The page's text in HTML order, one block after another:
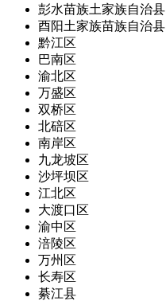
彭水苗族土家族自治县
酉阳土家族苗族自治县
黔江区
巴南区
渝北区
万盛区
双桥区
北碚区
南岸区
九龙坡区
沙坪坝区
江北区
大渡口区
渝中区
涪陵区
万州区
长寿区
綦江县